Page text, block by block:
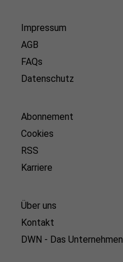
Impressum
AGB
FAQs
Datenschutz
Abonnement
Cookies
RSS
Karriere
Über uns
Kontakt
DWN - Das Unternehmen